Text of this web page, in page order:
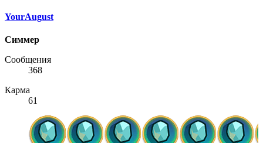
YourAugust
Симмер
Сообщения
368
Карма
61